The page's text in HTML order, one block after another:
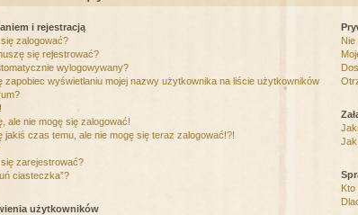
i rejestracją
zalogować?
się rejestrować?
wylogowywany?
zapobiec wyświetlaniu mojej nazwy użytkownika na liście użytkowników
ale nie mogę się zalogować!
jakiś czas temu, ale nie mogę się teraz zalogować!?!
zarejestrować?
ciasteczka”?
użytkowników
Nie
Kto